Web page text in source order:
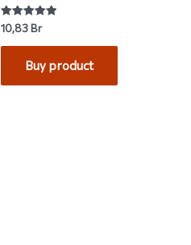
Rated
5.00
out of 5
10,83Br
Buy product